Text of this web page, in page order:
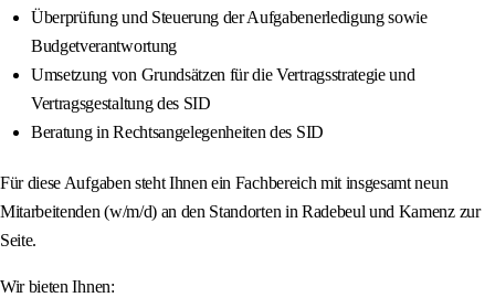
Überprüfung und Steuerung der Aufgabenerledigung sowie
Budgetverantwortung
Umsetzung von Grundsätzen für die Vertragsstrategie und
Vertragsgestaltung des SID
Beratung in Rechtsangelegenheiten des SID
Für diese Aufgaben steht Ihnen ein Fachbereich mit insgesamt neun
Mitarbeitenden (w/m/d) an den Standorten in Radebeul und Kamenz zur
Seite.
Wir bieten Ihnen: